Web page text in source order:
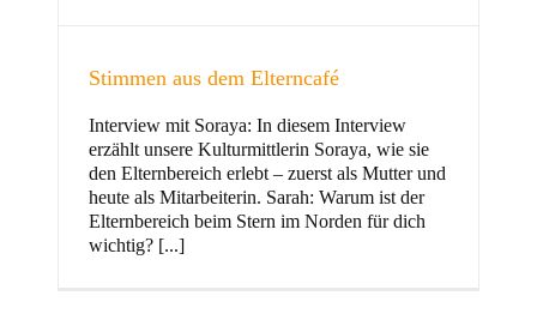
und Familie
Stimmen aus dem Elterncafé
Interview mit Soraya: In diesem Interview
erzählt unsere Kulturmittlerin Soraya, wie sie
den Elternbereich erlebt – zuerst als Mutter und
heute als Mitarbeiterin. Sarah: Warum ist der
Elternbereich beim Stern im Norden für dich
wichtig? [...]